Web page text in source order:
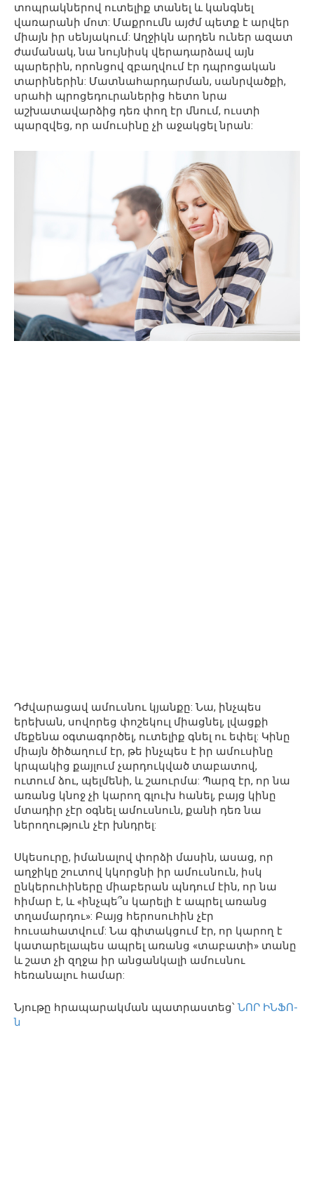
տոպրակներով ուտելիք տանել և կանգնել
վառարանի մոտ: Մաքրումն այժմ պետք է արվեր
միայն իր սենյակում: Աղջիկն արդեն ուներ ազատ
ժամանակ, նա նույնիսկ վերադարձավ այն
պարերին, որոնցով զբաղվում էր դպրոցական
տարիներին: Մատնահարդարման, սանրվածքի,
սրահի պրոցեդուրաներից հետո նրա
աշխատավարձից դեռ փող էր մնում, ուստի
պարզվեց, որ ամուսինը չի աջակցել նրան:
Դժվարացավ ամուսնու կյանքը: Նա, ինչպես
երեխան, սովորեց փոշեկուլ միացնել, լվացքի
մեքենա օգտագործել, ուտելիք գնել ու եփել: Կինը
միայն ծիծաղում էր, թե ինչպես է իր ամուսինը
կրպակից քայլում չարդուկված տաբատով,
ուտում ձու, պելմենի, և շաուրմա: Պարզ էր, որ նա
առանց կնոջ չի կարող գլուխ հանել, բայց կինը
մտադիր չէր օգնել ամուսնուն, քանի դեռ նա
ներողություն չէր խնդրել:
Սկեսուրը, իմանալով փորձի մասին, ասաց, որ
աղջիկը շուտով կկորցնի իր ամուսնուն, իսկ
ընկերուհիները միաբերան պնդում էին, որ նա
հիմար է, և «ինչպե՞ս կարելի է ապրել առանց
տղամարդու»: Բայց հերոսուհին չէր
հուսահատվում: Նա գիտակցում էր, որ կարող է
կատարելապես ապրել առանց «տաբատի» տանը
և շատ չի զղջա իր անցանկալի ամուսնու
հեռանալու համար:
Նյութը հրապարակման պատրաստեց՝ ՆՈՐ ԻՆՖՈ-
ն